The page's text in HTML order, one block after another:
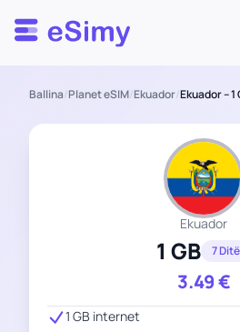
Esimy
Ballina/Planet eSIM/Ekuador/Ekuador – 1
Ekuador
1 GB 7 Ditë
3.49€
1 GB internet